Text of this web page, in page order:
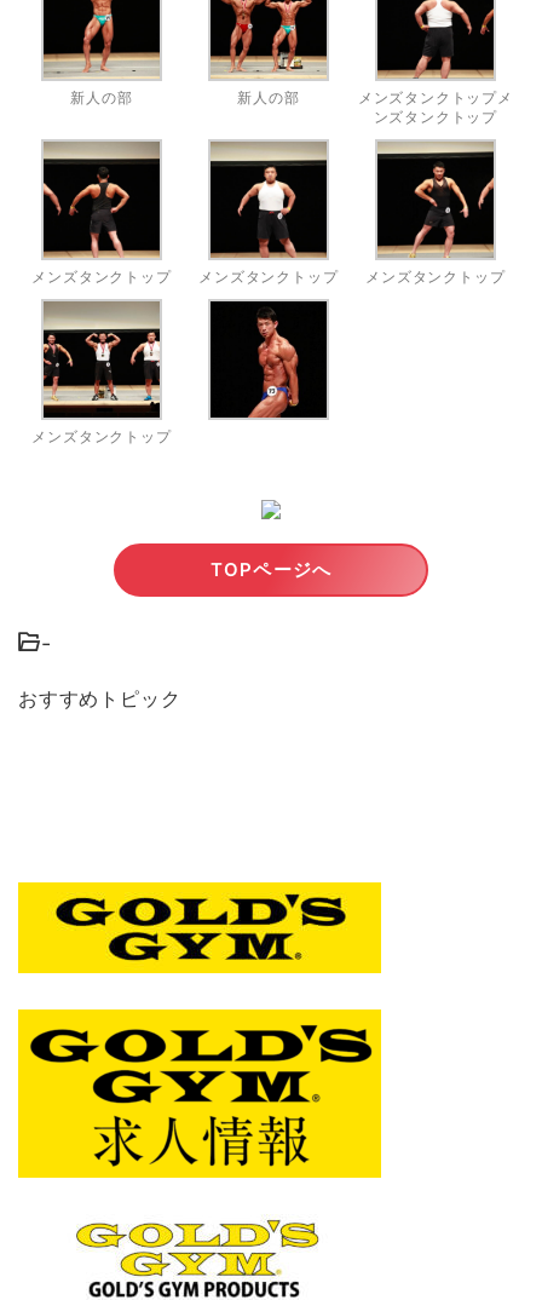
新人の部 新人の部
メンズタンクトップメ
ンズタンクトップ
メンズタンクトップ メンズタンクトップ メンズタンクトップ
メンズタンクトップ
TOPページへ
-
おすすめトピック